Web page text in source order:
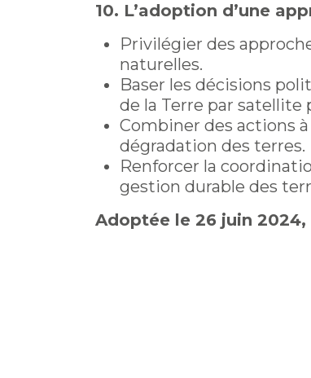
10. L’adoption d’une
Privilégier des
naturelles.
Baser les décisions
de la Terre par
Combiner des actions
dégradation des terres.
Renforcer la
gestion durable des
Adoptée le 26 juin 2024,